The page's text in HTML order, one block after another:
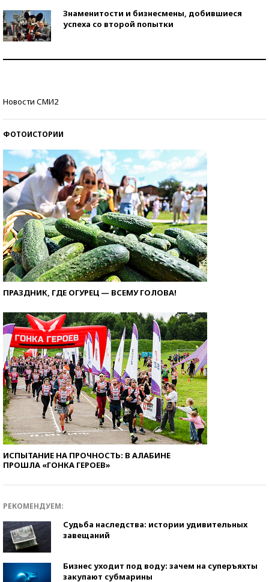
Знаменитости и бизнесмены, добившиеся
успеха со второй попытки
Новости СМИ2
ФОТОИСТОРИИ
ПРАЗДНИК, ГДЕ ОГУРЕЦ — ВСЕМУ ГОЛОВА!
ИСПЫТАНИЕ НА ПРОЧНОСТЬ: В АЛАБИНЕ
ПРОШЛА «ГОНКА ГЕРОЕВ»
РЕКОМЕНДУЕМ:
Судьба наследства: истории удивительных
завещаний
Бизнес уходит под воду: зачем на суперъяхты
закупают субмарины